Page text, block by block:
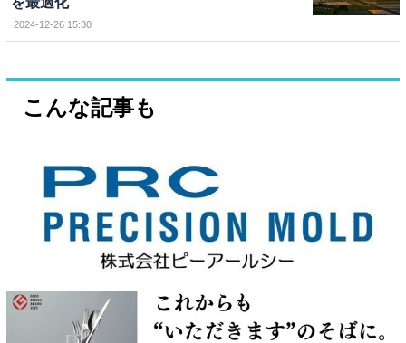
2024-12-26 15:30
こんな記事も